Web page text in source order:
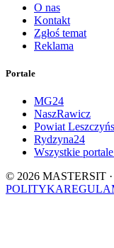
O nas
Kontakt
Zgłoś temat
Reklama
Portale
MG24
NaszRawicz
Powiat
Rydzyna24
Wszystkie
© 2026 MASTERSIT ·
POLITYKA